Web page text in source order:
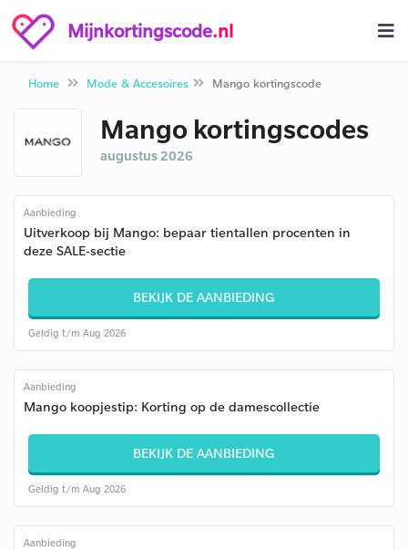
Mijnkortingscode.nl
Home Mode & Accesoires Mango kortingscode
Mango kortingscodes
augustus 2026
Aanbieding
Uitverkoop bij Mango: bepaar tientallen procenten in
deze SALE-sectie
BEKIJK DE AANBIEDING
Geldig t/m Aug 2026
Aanbieding
Mango koopjestip: Korting op de damescollectie
BEKIJK DE AANBIEDING
Geldig t/m Aug 2026
Aanbieding